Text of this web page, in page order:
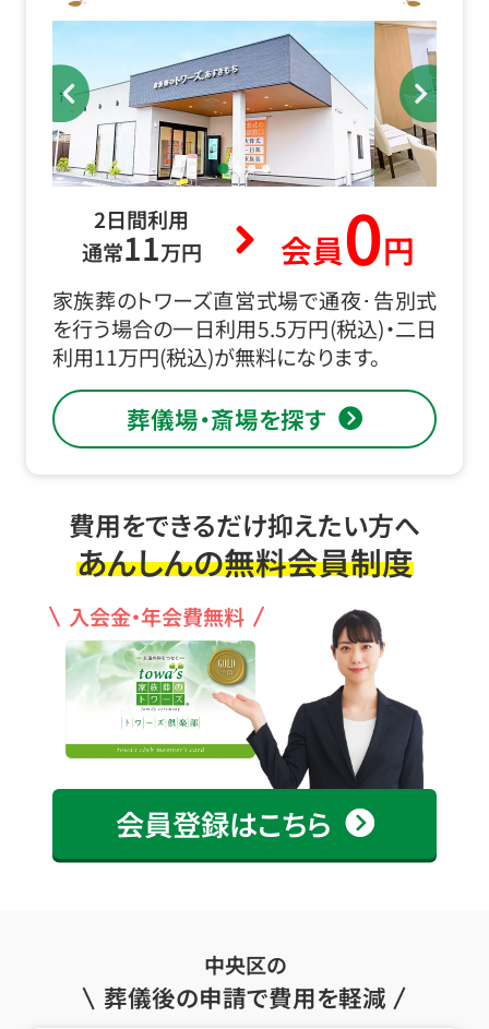
2日間利用
通常11万円 会員0円
家族葬のトワーズ直営式場で通夜･告別式
を行う場合の一日利用5.5万円(税込)・二日
利用11万円(税込)が無料になります。
葬儀場・斎場を探す
費用をできるだけ抑えたい方へ
あんしんの無料会員制度
入会金・年会費無料
会員登録はこちら
中央区の
葬儀後の申請で費用を軽減